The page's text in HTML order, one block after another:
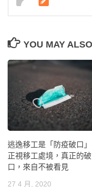
YOU MAY
逃逸移工是「防疫破口」
正視移工處境，真正的破
口，來自不被看見
27 4 月, 2020